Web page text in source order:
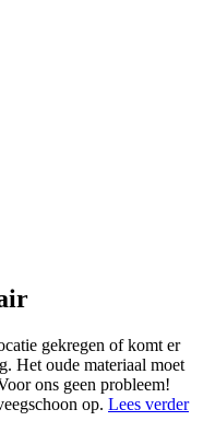
gekregen of komt er
Het oude materiaal moet
ons geen probleem!
op. Lees verder